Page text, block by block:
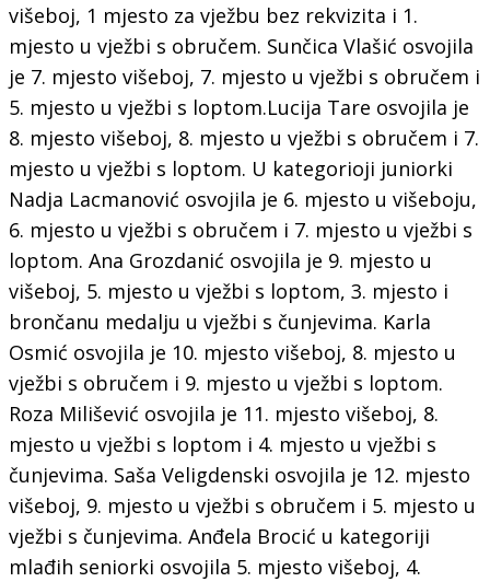
višeboj, 1 mjesto za vježbu bez rekvizita i 1.
mjesto u vježbi s obručem. Sunčica Vlašić osvojila
je 7. mjesto višeboj, 7. mjesto u vježbi s obručem i
5. mjesto u vježbi s loptom.Lucija Tare osvojila je
8. mjesto višeboj, 8. mjesto u vježbi s obručem i 7.
mjesto u vježbi s loptom. U kategorioji juniorki
Nadja Lacmanović osvojila je 6. mjesto u višeboju,
6. mjesto u vježbi s obručem i 7. mjesto u vježbi s
loptom. Ana Grozdanić osvojila je 9. mjesto u
višeboj, 5. mjesto u vježbi s loptom, 3. mjesto i
brončanu medalju u vježbi s čunjevima. Karla
Osmić osvojila je 10. mjesto višeboj, 8. mjesto u
vježbi s obručem i 9. mjesto u vježbi s loptom.
Roza Milišević osvojila je 11. mjesto višeboj, 8.
mjesto u vježbi s loptom i 4. mjesto u vježbi s
čunjevima. Saša Veligdenski osvojila je 12. mjesto
višeboj, 9. mjesto u vježbi s obručem i 5. mjesto u
vježbi s čunjevima. Anđela Brocić u kategoriji
mlađih seniorki osvojila 5. mjesto višeboj, 4.